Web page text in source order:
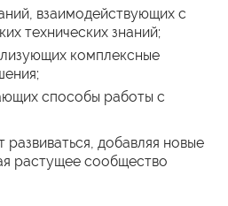
взаимодействующих с
технических знаний;
комплексные
способы работы с
добавляя новые
растущее сообщество